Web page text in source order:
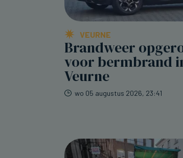
VEURNE
Brandweer
voor bermbrand
Veurne
wo 05 augustus 2026, 23:41